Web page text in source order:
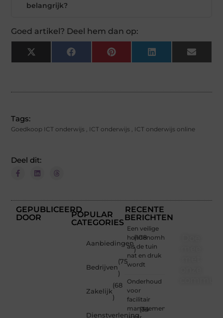
belangrijk?
Goed artikel? Deel hem dan op:
X
(Twitter)
Facebook Pinterest LinkedIn Email
Tags:
Goedkoop ICT onderwijs ICT onderwijs ICT onderwijs online
Deel dit:
GEPUBLICEERD
DOOR
POPULAR
CATEGORIES
Aanbiedingen
(108
)
Bedrijven
(75
)
Zakelijk
(68
)
Dienstverlening
(34
RECENTE
BERICHTEN
Een veilige
hondenomheining
als de tuin
nat en druk
wordt
Onderhoud
voor
facilitair
management: